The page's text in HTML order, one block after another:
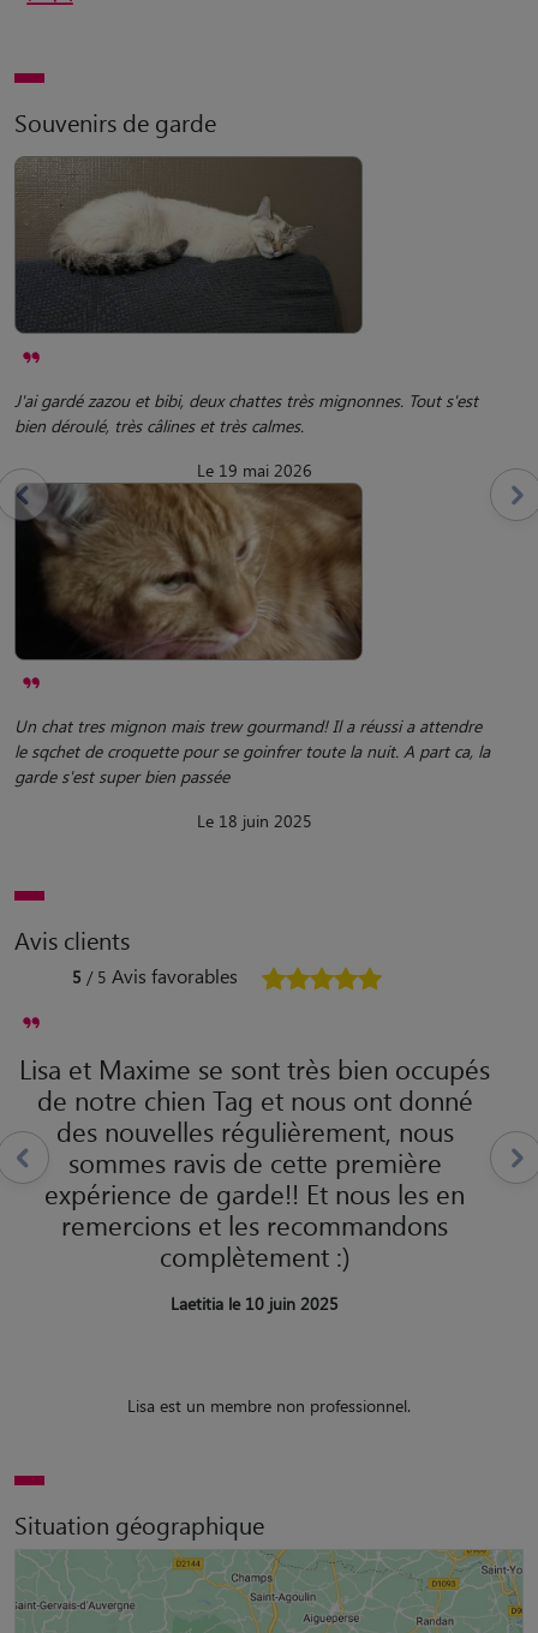
Souvenirs de garde
J'ai gardé zazou et bibi, deux chattes très mignonnes. Tout s'est
bien déroulé, très câlines et très calmes.
Le 19 mai 2026
Un chat tres mignon mais trew gourmand! Il a réussi a attendre
le sqchet de croquette pour se goinfrer toute la nuit. A part ca, la
garde s'est super bien passée
Le 18 juin 2025
Avis clients
5 / 5 Avis favorables
Lisa et Maxime se sont très bien occupés
de notre chien Tag et nous ont donné
des nouvelles régulièrement, nous
sommes ravis de cette première
expérience de garde!! Et nous les en
remercions et les recommandons
complètement :)
Laetitia le 10 juin 2025
Lisa est un membre non professionnel.
Situation géographique